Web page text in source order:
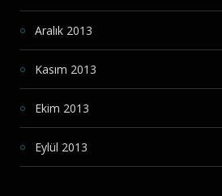
Aralık 2013
Kasım 2013
Ekim 2013
Eylül 2013